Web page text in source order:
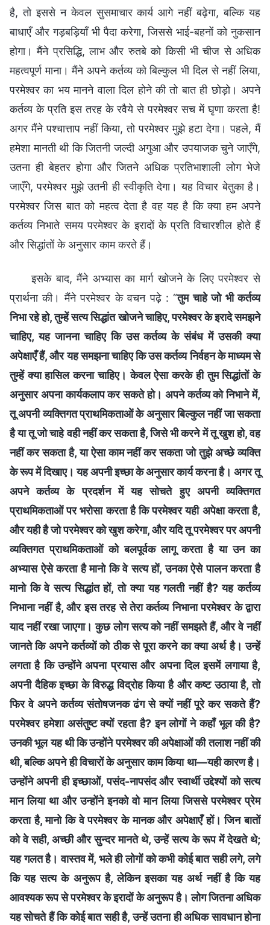
है, तो इससे न केवल सुसमाचार कार्य आगे नहीं बढ़ेगा, बल्कि यह
बाधाएँ और गड़बड़ियाँ भी पैदा करेगा, जिससे भाई-बहनों को नुकसान
होगा। मैंने प्रसिद्धि, लाभ और रुतबे को किसी भी चीज से अधिक
महत्वपूर्ण माना। मैंने अपने कर्तव्य को बिल्कुल भी दिल से नहीं लिया,
परमेश्वर का भय मानने वाला दिल होने की तो बात ही छोड़ो। अपने
कर्तव्य के प्रति इस तरह के रवैये से परमेश्वर सच में घृणा करता है!
अगर मैंने पश्चात्ताप नहीं किया, तो परमेश्वर मुझे हटा देगा। पहले, मैं
हमेशा मानती थी कि जितनी जल्दी अगुआ और उपयाजक चुने जाएँगे,
उतना ही बेहतर होगा और जितने अधिक प्रतिभाशाली लोग भेजे
जाएँगे, परमेश्वर मुझे उतनी ही स्वीकृति देगा। यह विचार बेतुका है।
परमेश्वर जिस बात को महत्व देता है वह यह है कि क्या हम अपने
कर्तव्य निभाते समय परमेश्वर के इरादों के प्रति विचारशील होते हैं
और सिद्धांतों के अनुसार काम करते हैं।
इसके बाद, मैंने अभ्यास का मार्ग खोजने के लिए परमेश्वर से
प्रार्थना की। मैंने परमेश्वर के वचन पढ़े : “तुम चाहे जो भी कर्तव्य
निभा रहे हो, तुम्हें सत्य सिद्धांत खोजने चाहिए, परमेश्वर के इरादे समझने
चाहिए, यह जानना चाहिए कि उस कर्तव्य के संबंध में उसकी क्या
अपेक्षाएँ हैं, और यह समझना चाहिए कि उस कर्तव्य निर्वहन के माध्यम से
तुम्हें क्या हासिल करना चाहिए। केवल ऐसा करके ही तुम सिद्धांतों के
अनुसार अपना कार्यकलाप कर सकते हो। अपने कर्तव्य को निभाने में,
तू अपनी व्यक्तिगत प्राथमिकताओं के अनुसार बिल्कुल नहीं जा सकता
है या तू जो चाहे वही नहीं कर सकता है, जिसे भी करने में तू खुश हो, वह
नहीं कर सकता है, या ऐसा काम नहीं कर सकता जो तुझे अच्छे व्यक्ति
के रूप में दिखाए। यह अपनी इच्छा के अनुसार कार्य करना है। अगर तू
अपने कर्तव्य के प्रदर्शन में यह सोचते हुए अपनी व्यक्तिगत
प्राथमिकताओं पर भरोसा करता है कि परमेश्वर यही अपेक्षा करता है,
और यही है जो परमेश्वर को खुश करेगा, और यदि तू परमेश्वर पर अपनी
व्यक्तिगत प्राथमिकताओं को बलपूर्वक लागू करता है या उन का
अभ्यास ऐसे करता है मानो कि वे सत्य हों, उनका ऐसे पालन करता है
मानो कि वे सत्य सिद्धांत हों, तो क्या यह गलती नहीं है? यह कर्तव्य
निभाना नहीं है, और इस तरह से तेरा कर्तव्य निभाना परमेश्वर के द्वारा
याद नहीं रखा जाएगा। कुछ लोग सत्य को नहीं समझते हैं, और वे नहीं
जानते कि अपने कर्तव्यों को ठीक से पूरा करने का क्या अर्थ है। उन्हें
लगता है कि उन्होंने अपना प्रयास और अपना दिल इसमें लगाया है,
अपनी दैहिक इच्छा के विरुद्ध विद्रोह किया है और कष्ट उठाया है, तो
फिर वे अपने कर्तव्य संतोषजनक ढंग से क्यों नहीं पूरे कर सकते हैं?
परमेश्वर हमेशा असंतुष्ट क्यों रहता है? इन लोगों ने कहाँ भूल की है?
उनकी भूल यह थी कि उन्होंने परमेश्वर की अपेक्षाओं की तलाश नहीं की
थी, बल्कि अपने ही विचारों के अनुसार काम किया था—यही कारण है।
उन्होंने अपनी ही इच्छाओं, पसंद-नापसंद और स्वार्थी उद्देश्यों को सत्य
मान लिया था और उन्होंने इनको वो मान लिया जिससे परमेश्वर प्रेम
करता है, मानो कि वे परमेश्वर के मानक और अपेक्षाएँ हों। जिन बातों
को वे सही, अच्छी और सुन्दर मानते थे, उन्हें सत्य के रूप में देखते थे;
यह गलत है। वास्तव में, भले ही लोगों को कभी कोई बात सही लगे, लगे
कि यह सत्य के अनुरूप है, लेकिन इसका यह अर्थ नहीं है कि यह
आवश्यक रूप से परमेश्वर के इरादों के अनुरूप है। लोग जितना अधिक
यह सोचते हैं कि कोई बात सही है, उन्हें उतना ही अधिक सावधान होना